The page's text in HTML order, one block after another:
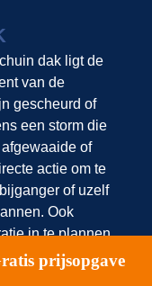
dak ligt de
van de
gescheurd of
een storm die
of
actie om te
of uzelf
Ook
in te plannen
in uw woning,
prijsopgave